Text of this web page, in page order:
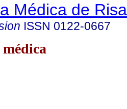
Médica de
ISSN 0122-0667